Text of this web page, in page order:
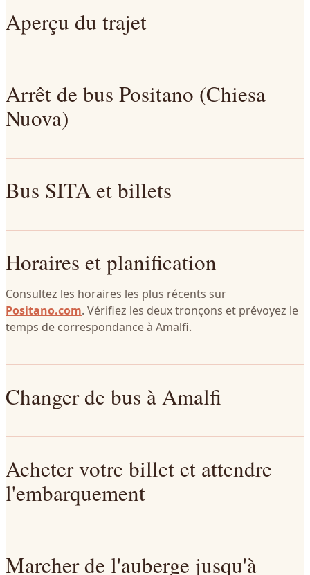
Aperçu du trajet
Arrêt de bus Positano (Chiesa
Nuova)
Bus SITA et billets
Horaires et planification
Consultez les horaires les plus récents sur
Positano.com. Vérifiez les deux tronçons et prévoyez le
temps de correspondance à Amalfi.
Changer de bus à Amalfi
Acheter votre billet et attendre
l'embarquement
Marcher de l'auberge jusqu'à